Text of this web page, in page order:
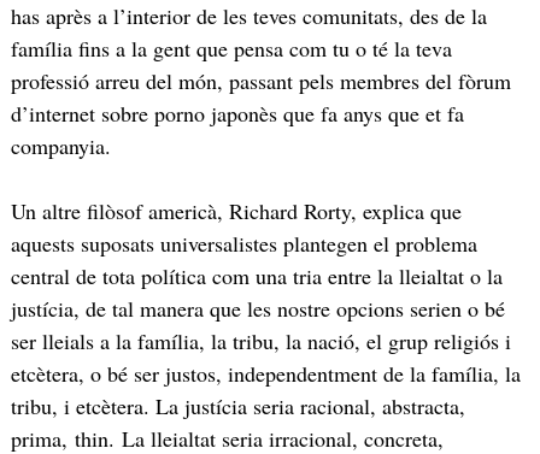
has après a l’interior de les teves comunitats, des de la
família fins a la gent que pensa com tu o té la teva
professió arreu del món, passant pels membres del fòrum
d’internet sobre porno japonès que fa anys que et fa
companyia.
Un altre filòsof americà, Richard Rorty, explica que
aquests suposats universalistes plantegen el problema
central de tota política com una tria entre la lleialtat o la
justícia, de tal manera que les nostre opcions serien o bé
ser lleials a la família, la tribu, la nació, el grup religiós i
etcètera, o bé ser justos, independentment de la família, la
tribu, i etcètera. La justícia seria racional, abstracta,
prima, thin. La lleialtat seria irracional, concreta,